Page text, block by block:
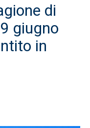
di
giugno
in